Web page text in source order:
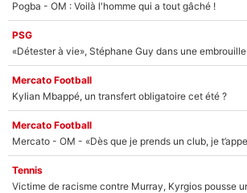
Pogba - OM : Voilà l'homme qui a tout gâché !
PSG
«Détester à vie», Stéphane Guy dans une
Mercato Football
Kylian Mbappé, un transfert obligatoire cet été ?
Mercato Football
Tennis